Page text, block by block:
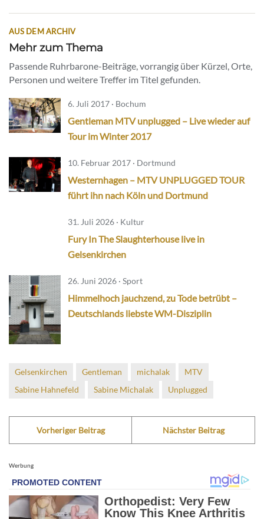
AUS DEM ARCHIV
Mehr zum Thema
Passende Ruhrbarone-Beiträge, vorrangig über Kürzel, Orte,
Personen und weitere Treffer im Titel gefunden.
6. Juli 2017 · Bochum
Gentleman MTV unplugged – Live wieder auf
Tour im Winter 2017
10. Februar 2017 · Dortmund
Westernhagen – MTV UNPLUGGED TOUR
führt ihn nach Köln und Dortmund
31. Juli 2026 · Kultur
Fury In The Slaughterhouse live in
Gelsenkirchen
26. Juni 2026 · Sport
Himmelhoch jauchzend, zu Tode betrübt –
Deutschlands liebste WM-Disziplin
Gelsenkirchen Gentleman michalak
MTV
Sabine Hahnefeld
Sabine Michalak Unplugged
Vorheriger Beitrag Nächster Beitrag
Werbung